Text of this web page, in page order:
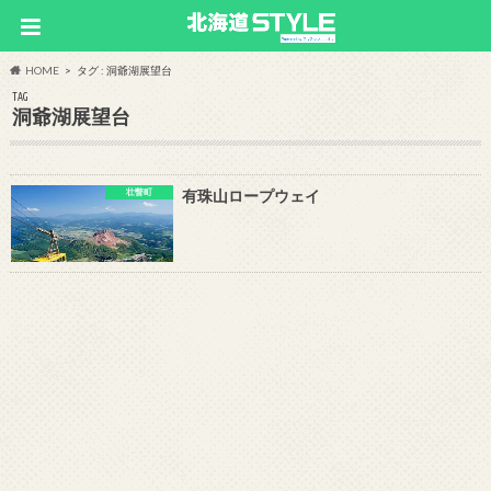
HOME タグ : 洞爺湖展望台
TAG
洞爺湖展望台
壮瞥町 有珠山ロープウェイ